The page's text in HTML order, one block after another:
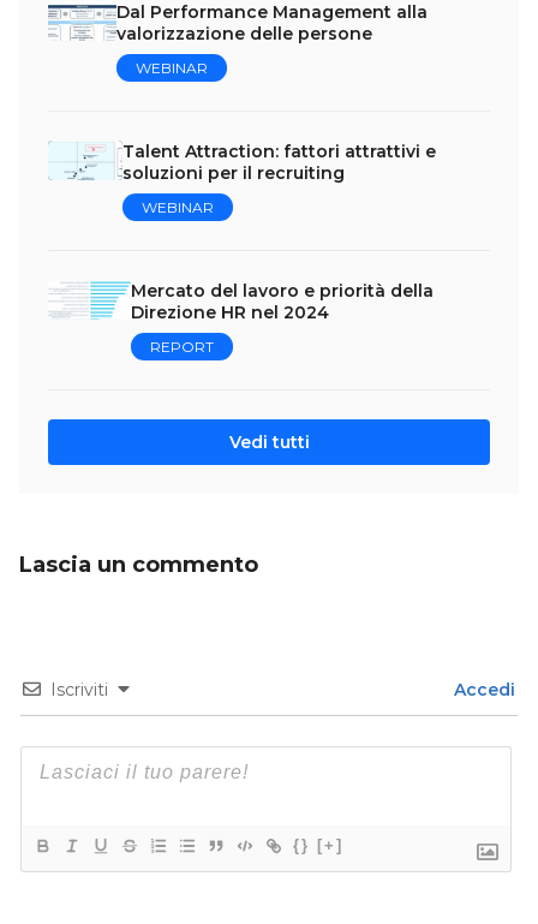
Dal Performance Management alla
valorizzazione delle persone
WEBINAR
Talent Attraction: fattori attrattivi e
soluzioni per il recruiting
WEBINAR
Mercato del lavoro e priorità della
Direzione HR nel 2024
REPORT
Vedi tutti
Lascia un commento
Iscriviti Accedi
{} [+]